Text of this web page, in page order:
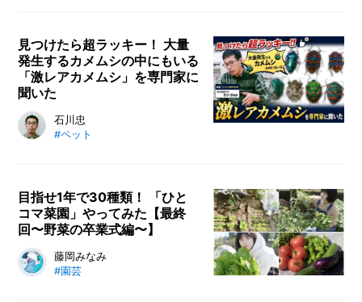
ペリーニ風など7日間のアレンジレ
シピも紹介。常備したくなる乾麺の
魅力をたっぷりお届けします。
見つけたら超ラッキー！ 大量
発生するカメムシの中にもいる
「激レアカメムシ」を専門家に
聞いた
大量発生で注目を集めるカメムシ。
その中にSSR級の激レア種はいるの
シや離島限定種など、出会えたら感
動する希少なカメムシたちの魅力に
迫ります。
石川忠
#ペット
目指せ1年で30種類！ 「ひと
コマ菜園」やってみた【最終
回〜野菜の卒業式編〜】
カインズが提案している「ひとコマ
菜園」をご存じですか？ ひとコマ
藤岡みなみ
#園芸